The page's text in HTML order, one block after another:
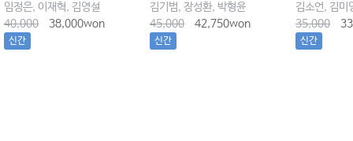
임정은, 이재혁, 김영설
40,000
38,000won
신간
김기범, 장성환, 박형윤
45,000
42,750won
신간
35,000
신간